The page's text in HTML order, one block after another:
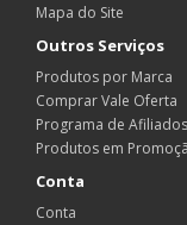
Mapa do Site
Outros Serviços
Produtos por Marca
Comprar Vale Oferta
Programa de Afiliados
Produtos em
Conta
Conta